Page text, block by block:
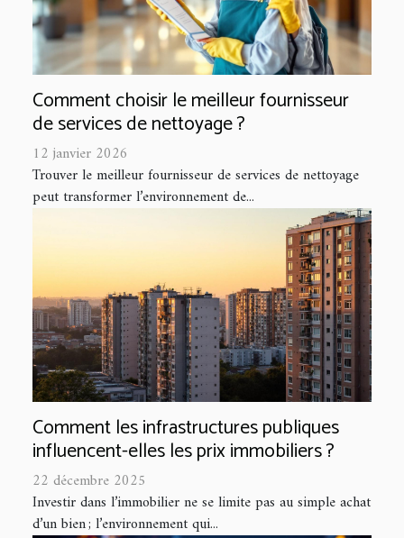
Comment choisir le meilleur fournisseur
de services de nettoyage ?
12 janvier 2026
Trouver le meilleur fournisseur de services de nettoyage
peut transformer l’environnement de...
Comment les infrastructures publiques
influencent-elles les prix immobiliers ?
22 décembre 2025
Investir dans l’immobilier ne se limite pas au simple achat
d’un bien ; l’environnement qui...